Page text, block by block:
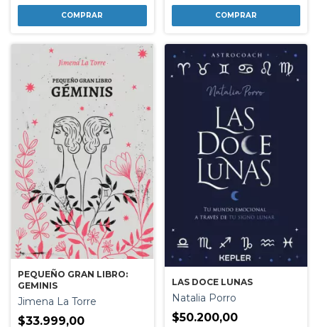
PEQUEÑO GRAN LIBRO:
GEMINIS
Jimena La Torre
$33.999,00
LAS DOCE LUNAS
Natalia Porro
$50.200,00